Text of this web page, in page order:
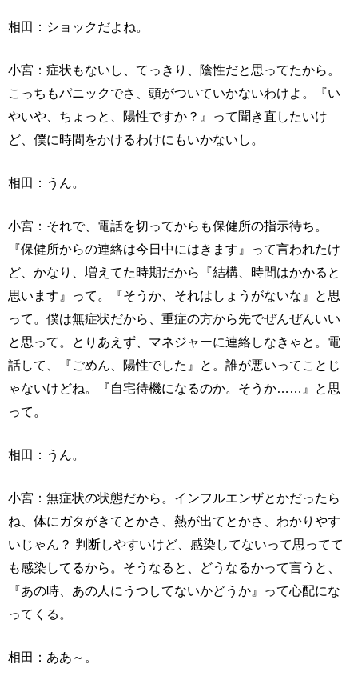
相田：ショックだよね。
小宮：症状もないし、てっきり、陰性だと思ってたから。
こっちもパニックでさ、頭がついていかないわけよ。『い
やいや、ちょっと、陽性ですか？』って聞き直したいけ
ど、僕に時間をかけるわけにもいかないし。
相田：うん。
小宮：それで、電話を切ってからも保健所の指示待ち。
『保健所からの連絡は今日中にはきます』って言われたけ
ど、かなり、増えてた時期だから『結構、時間はかかると
思います』って。『そうか、それはしょうがないな』と思
って。僕は無症状だから、重症の方から先でぜんぜんいい
と思って。とりあえず、マネジャーに連絡しなきゃと。電
話して、『ごめん、陽性でした』と。誰が悪いってことじ
ゃないけどね。『自宅待機になるのか。そうか……』と思
って。
相田：うん。
小宮：無症状の状態だから。インフルエンザとかだったら
ね、体にガタがきてとかさ、熱が出てとかさ、わかりやす
いじゃん？ 判断しやすいけど、感染してないって思ってて
も感染してるから。そうなると、どうなるかって言うと、
『あの時、あの人にうつしてないかどうか』って心配にな
ってくる。
相田：ああ～。